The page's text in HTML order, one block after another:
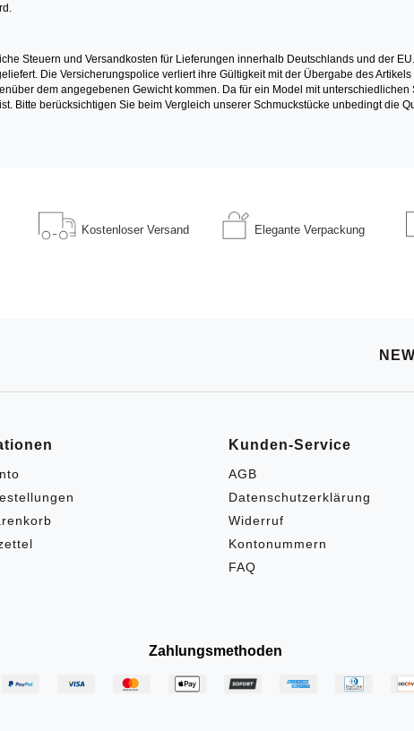
Steuern und Versandkosten für Lieferungen innerhalb Deutschlands und der
Die Versicherungspolice verliert ihre Gültigkeit mit der Übergabe des
dem angegebenen Gewicht kommen. Da für ein Model mit
Bitte berücksichtigen Sie beim Vergleich unserer Schmuckstücke unbedingt die
Kostenloser Versand Elegante Verpackung
Kunden-Service
AGB
Datenschutzerklärung
Widerruf
Kontonummern
FAQ
Zahlungsmethoden